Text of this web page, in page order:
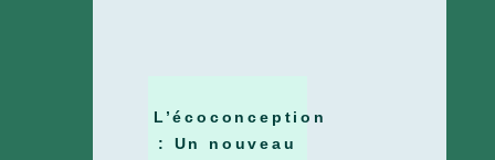
L’écoconception
: Un nouveau